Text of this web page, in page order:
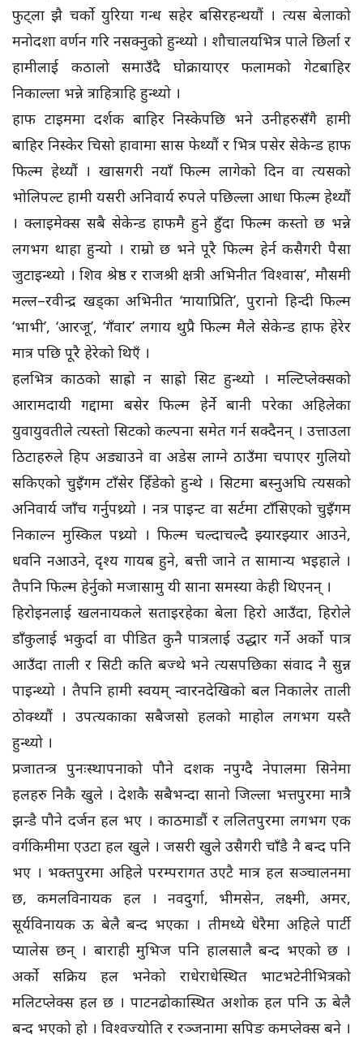
फुट्ला झै चर्को युरिया गन्ध सहेर बसिरहन्थयौं । त्यस बेलाको
मनोदशा वर्णन गरि नसक्नुको हुन्थ्यो । शौचालयभित्र पाले छिर्ला र
हामीलाई कठालो समाउँदै घोक्रायाएर फलामको गेटबाहिर
निकाल्ला भन्ने त्राहित्राहि हुन्थ्यो ।
हाफ टाइममा दर्शक बाहिर निस्केपछि भने उनीहरुसँगै हामी
बाहिर निस्केर चिसो हावामा सास फेथ्यौं र भित्र पसेर सेकेन्ड हाफ
फिल्म हेथ्यौं । खासगरी नयाँ फिल्म लागेको दिन वा त्यसको
भोलिपल्ट हामी यसरी अनिवार्य रुपले पछिल्ला आधा फिल्म हेथ्यौं
। क्लाइमेक्स सबै सेकेन्ड हाफमै हुने हुँदा फिल्म कस्तो छ भन्ने
लगभग थाहा हुन्यो । राम्रो छ भने पूरै फिल्म हेर्न कसैगरी पैसा
जुटाइन्थ्यो । शिव श्रेष्ठ र राजश्री क्षत्री अभिनीत ‘विश्वास’, मौसमी
मल्ल–रवीन्द्र खड्का अभिनीत ‘मायाप्रिति’, पुरानो हिन्दी फिल्म
‘भाभी’, ‘आरजू’, ‘गँवार’ लगाय थुप्रै फिल्म मैले सेकेन्ड हाफ हेरेर
मात्र पछि पूरै हेरेको थिएँ ।
हलभित्र काठको साह्रो न साह्रो सिट हुन्थ्यो । मल्टिप्लेक्सको
आरामदायी गद्दामा बसेर फिल्म हेर्ने बानी परेका अहिलेका
युवायुवतीले त्यस्तो सिटको कल्पना समेत गर्न सक्दैनन् । उत्ताउला
ठिटाहरुले हिप अड्याउने वा अडेस लाग्ने ठाउँमा चपाएर गुलियो
सकिएको चुइँगम टाँसेर हिँडेको हुन्थे । सिटमा बस्नुअघि त्यसको
अनिवार्य जाँच गर्नुपथ्र्यो । नत्र पाइन्ट वा सर्टमा टाँसिएको चुइँगम
निकाल्न मुस्किल पथ्र्यो । फिल्म चल्दाचल्दै झ्यारझ्यार आउने,
धवनि नआउने, दृश्य गायब हुने, बत्ती जाने त सामान्य भइहाले ।
तैपनि फिल्म हेर्नुको मजासामु यी साना समस्या केही थिएनन् ।
हिरोइनलाई खलनायकले सताइरहेका बेला हिरो आउँदा, हिरोले
डाँकुलाई भकुर्दा वा पीडित कुनै पात्रलाई उद्धार गर्ने अर्को पात्र
आउँदा ताली र सिटी कति बज्थे भने त्यसपछिका संवाद नै सुन्न
पाइन्थ्यो । तैपनि हामी स्वयम् न्वारनदेखिको बल निकालेर ताली
ठोक्थ्यौं । उपत्यकाका सबैजसो हलको माहोल लगभग यस्तै
हुन्थ्यो ।
प्रजातन्त्र पुनःस्थापनाको पौने दशक नपुग्दै नेपालमा सिनेमा
हलहरु निकै खुले । देशकै सबैभन्दा सानो जिल्ला भत्तपुरमा मात्रै
झन्डै पौने दर्जन हल भए । काठमाडौं र ललितपुरमा लगभग एक
वर्गकिमीमा एउटा हल खुले । जसरी खुले उसैगरी चाँडै नै बन्द पनि
भए । भक्तपुरमा अहिले परम्परागत उएटै मात्र हल सञ्चालनमा
छ, कमलविनायक हल । नवदुर्गा, भीमसेन, लक्ष्मी, अमर,
सूर्यविनायक ऊ बेलै बन्द भएका । तीमध्ये धेरैमा अहिले पार्टी
प्यालेस छन् । बाराही मुभिज पनि हालसालै बन्द भएको छ ।
अर्को सक्रिय हल भनेको राधेराधेस्थित भाटभटेनीभित्रको
मलिटप्लेक्स हल छ । पाटनढोकास्थित अशोक हल पनि ऊ बेलै
बन्द भएको हो । विश्वज्योति र रञ्जनामा सपिङ कमप्लेक्स बने ।